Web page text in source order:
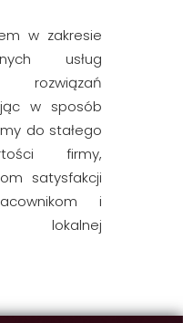
w zakresie
usług
rozwiązań
w sposób
do stałego
firmy,
satysfakcji
i
lokalnej